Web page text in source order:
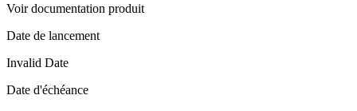
Voir documentation produit
Date de lancement
Invalid Date
Date d'échéance